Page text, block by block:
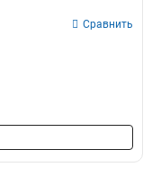
Сравнить